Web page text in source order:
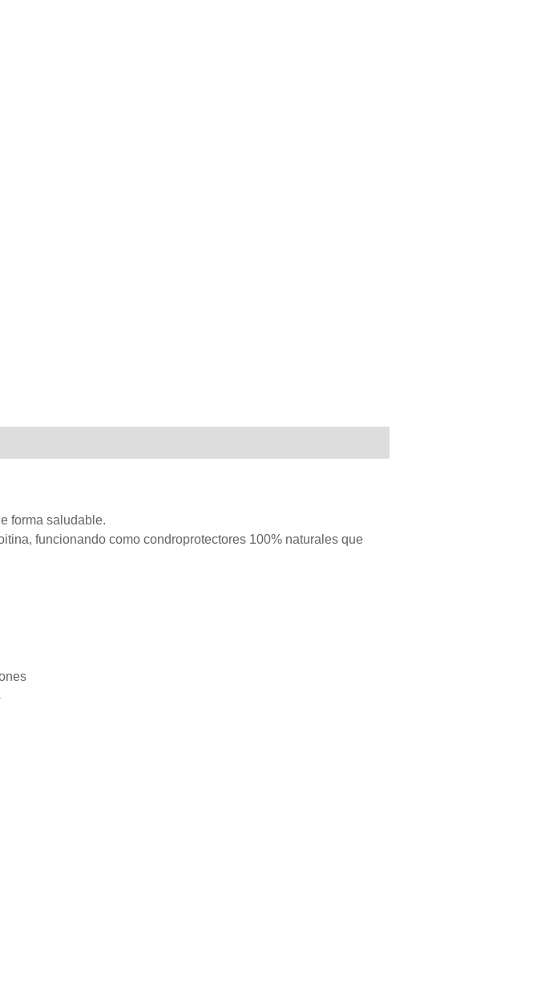
forma saludable.
funcionando como condroprotectores 100% naturales que